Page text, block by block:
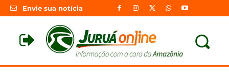
Envie sua notícia